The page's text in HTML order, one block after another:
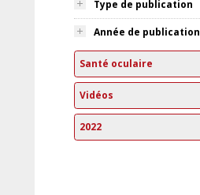
Type de publication
Année de publication
Santé oculaire
Vidéos
2022